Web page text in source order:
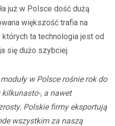
już w Polsce dość dużą
większość trafia na
których ta technologia jest od
się dużo szybciej.
w Polsce rośnie rok do
, a nawet
Polskie firmy eksportują
wszystkim za naszą